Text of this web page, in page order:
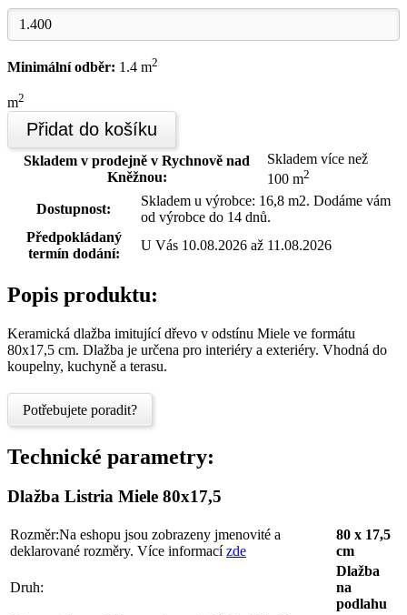
Minimální odběr: 1.4 m2
m2
Přidat do košíku
Skladem v prodejně v Rychnově nad
Kněžnou:
Skladem více než
100 m2
Dostupnost:
Skladem u výrobce: 16,8 m2. Dodáme vám
od výrobce do 14 dnů.
Předpokládaný
termín dodání:
U Vás 10.08.2026 až 11.08.2026
Popis produktu:
Keramická dlažba imitující dřevo v odstínu Miele ve formátu
80x17,5 cm. Dlažba je určena pro interiéry a exteriéry. Vhodná do
koupelny, kuchyně a terasu.
Potřebujete poradit?
Technické parametry:
Dlažba Listria Miele 80x17,5
Rozměr:Na eshopu jsou zobrazeny jmenovité a
deklarované rozměry. Více informacízde
80 x 17,5
cm
Druh:
Dlažba
na
podlahu